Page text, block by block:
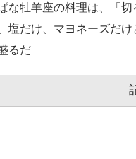
な牡羊座の料理は、「
塩だけ、マヨネーズだ
るだ